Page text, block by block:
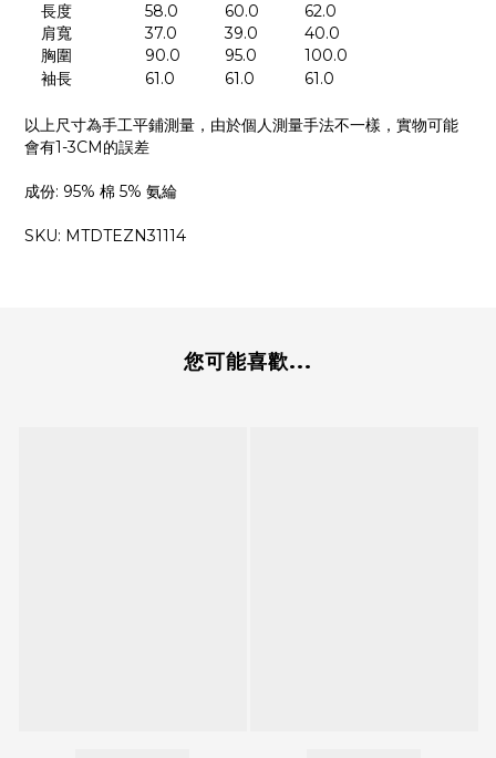
長度
肩寬
58.0
37.0
60.0
39.0
62.0
40.0
胸圍
90.0 95.0
100.0
袖長
61.0 61.0 61.0
以上尺寸為手工平鋪測量，由於個人測量手法不一樣，實物可能
會有1-3CM 的誤差
成份: 95% 棉 5% 氨綸
SKU: MTDTEZN31114
您可能喜歡...